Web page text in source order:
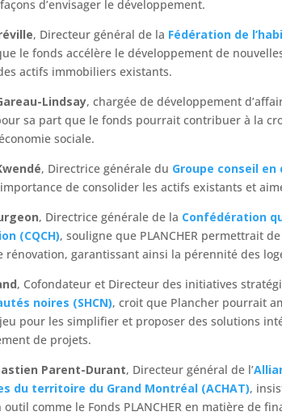
d’envisager le développement.
, Directeur général de la Fédération de
le fonds accélère le développement de
actifs immobiliers existants.
Lindsay, chargée de développement
sa part que le fonds pourrait contribuer à la
sociale.
, Directrice générale du Groupe conseil en
de consolider les actifs existants et
, Directrice générale de la Confédération
(CQCH), souligne que PLANCHER permettrait
rénovation, garantissant ainsi la pérennité des
, Cofondateur et Directeur des initiatives
noires (SHCN), croit que Plancher pourrait
pour les simplifier et proposer des solutions
de projets.
Parent-Durant, Directeur général de l’
du territoire du Grand Montréal (ACHAT),
outil comme le Fonds PLANCHER en matière de